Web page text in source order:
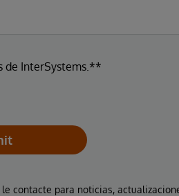
de InterSystems.**
contacte para noticias,